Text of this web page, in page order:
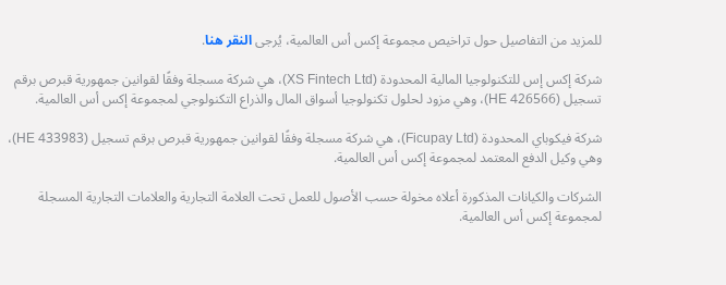
للمزيد من التفاصيل حول تراخيص مجموعة إكس أس العالمية، يُرجىالنقر هنا.
شركة إكس إس للتكنولوجيا المالية المحدودة (XS Fintech Ltd)، هي شركة مسجلة وفقًا لقوانين جمهورية قبرص برقم
تسجيل (HE 426566)، وهي مزود لحلول تكنولوجيا أسواق المال والذراع التكنولوجي لمجموعة إكس أس العالمية.
شركة فيكوباي المحدودة (Ficupay Ltd)، هي شركة مسجلة وفقًا لقوانين جمهورية قبرص برقم تسجيل (HE 433983)،
وهي وكيل الدفع المعتمد لمجموعة إكس أس العالمية.
الشركات والكيانات المذكورة أعلاه مخولة حسب الأصول للعمل تحت العلامة التجارية والعلامات التجارية المسجلة
لمجموعة إكس أس العالمية.